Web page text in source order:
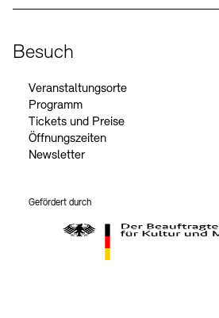
Besuch
Veranstaltungsorte
Programm
Tickets und Preise
Öffnungszeiten
Newsletter
Gefördert durch